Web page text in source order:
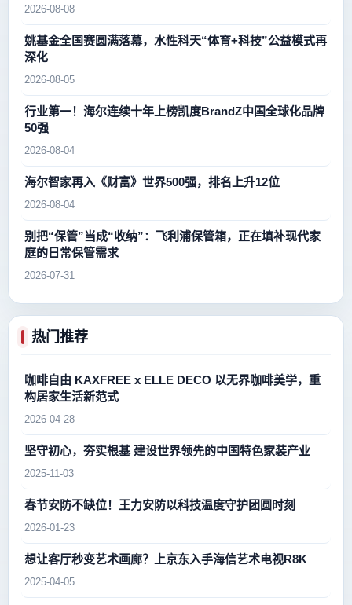
2026-08-08
姚基金全国赛圆满落幕，水性科天“体育+科技”公益模式再
深化
2026-08-05
行业第一！海尔连续十年上榜凯度BrandZ中国全球化品牌
50强
2026-08-04
海尔智家再入《财富》世界500强，排名上升12位
2026-08-04
别把“保管”当成“收纳”：飞利浦保管箱，正在填补现代家
庭的日常保管需求
2026-07-31
热门推荐
咖啡自由 KAXFREE x ELLE DECO 以无界咖啡美学，重
构居家生活新范式
2026-04-28
坚守初心，夯实根基 建设世界领先的中国特色家装产业
2025-11-03
春节安防不缺位！王力安防以科技温度守护团圆时刻
2026-01-23
想让客厅秒变艺术画廊？上京东入手海信艺术电视R8K
2025-04-05